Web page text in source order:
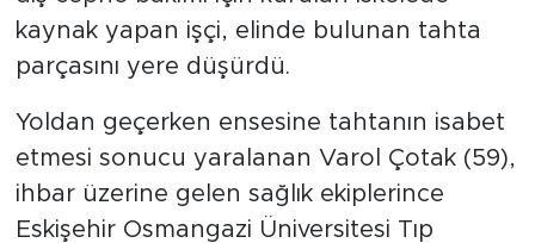
kaynak yapan işçi, elinde bulunan tahta
parçasını yere düşürdü.
Yoldan geçerken ensesine tahtanın isabet
etmesi sonucu yaralanan Varol Çotak (59),
ihbar üzerine gelen sağlık ekiplerince
Eskişehir Osmangazi Üniversitesi Tıp